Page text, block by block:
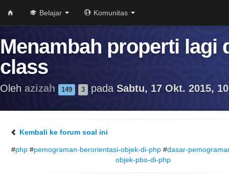
Belajar Komunitas
Menambah properti lagi
class
Oleh azizah 149 3 pada Sabtu, 17 Okt. 2015,
Kembali ke forum soal ini
#php #pemograman-berorientasi-objek-di-php #dasar-
objek-pbo-di-php